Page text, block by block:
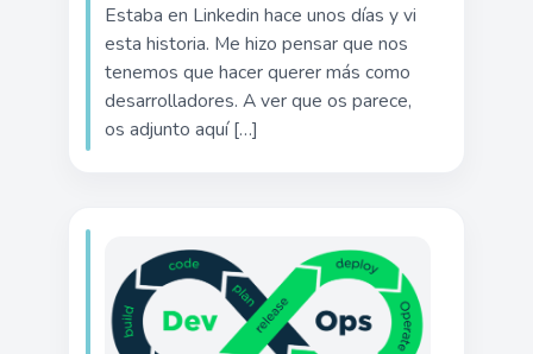
Estaba en Linkedin hace unos días y vi
esta historia. Me hizo pensar que nos
tenemos que hacer querer más como
desarrolladores. A ver que os parece,
os adjunto aquí […]